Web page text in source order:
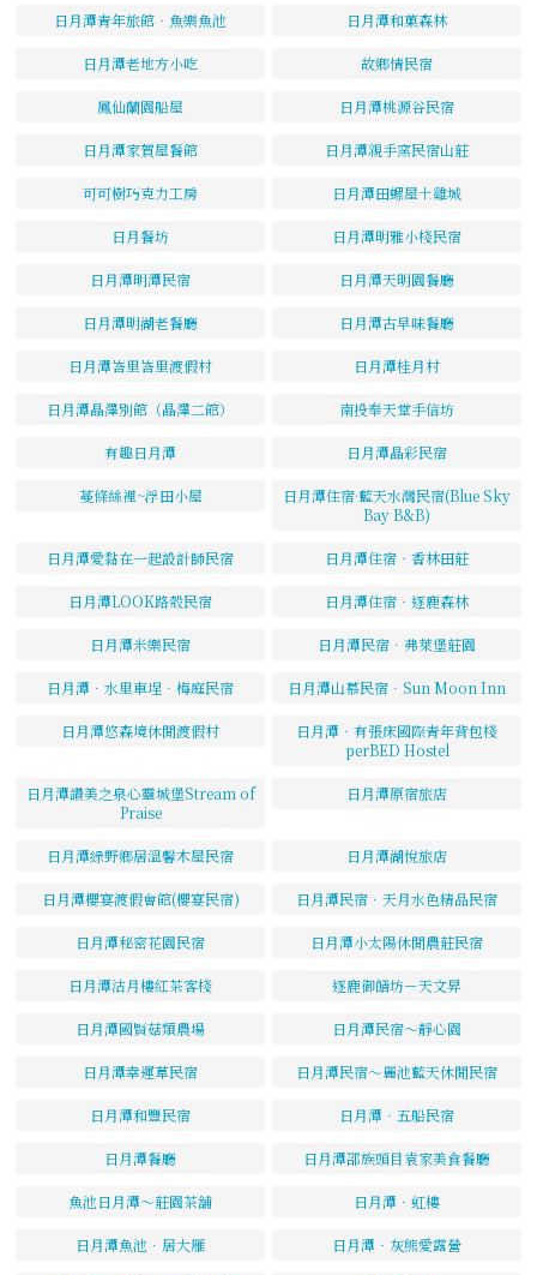
日月潭青年旅館‧魚樂魚池 日月潭和菓森林
日月潭老地方小吃 故鄉情民宿
鳳仙蘭園船屋 日月潭桃源谷民宿
日月潭家賀屋餐館 日月潭親手窯民宿山莊
可可樹巧克力工房 日月潭田螺屋土雞城
日月餐坊 日月潭明雅小棧民宿
日月潭明潭民宿 日月潭天明園餐廳
日月潭明湖老餐廳 日月潭古早味餐廳
日月潭峇里峇里渡假村 日月潭桂月村
日月潭晶澤別館（晶澤二館） 南投奉天堂手信坊
有趣日月潭 日月潭晶彩民宿
蔓條絲裡~浮田小屋
日月潭住宿·藍天水灣民宿(Blue Sky
Bay B&B)
日月潭愛黏在一起設計師民宿 日月潭住宿‧香林田莊
日月潭LOOK路殼民宿 日月潭住宿‧逐鹿森林
日月潭米樂民宿 日月潭民宿．弗萊堡莊園
日月潭．水里車埕．梅庭民宿 日月潭山慕民宿．Sun Moon Inn
日月潭悠森境休閒渡假村
日月潭‧有張床國際青年背包棧
perBED Hostel
日月潭讚美之泉心靈城堡Stream of
Praise
日月潭原宿旅店
日月潭綠野鄉居溫馨木屋民宿 日月潭湖悅旅店
日月潭櫻宴渡假會館(櫻宴民宿) 日月潭民宿．天月水色精品民宿
日月潭秘密花園民宿 日月潭小太陽休閒農莊民宿
日月潭沽月樓紅茶客棧 逐鹿御饍坊－天文昇
日月潭國賢菇類農場 日月潭民宿～靜心園
日月潭幸運草民宿 日月潭民宿～麗池藍天休閒民宿
日月潭和豐民宿 日月潭‧五船民宿
日月潭餐廳 日月潭邵族頭目袁家美食餐廳
魚池日月潭～莊園茶舖 日月潭．虹樓
日月潭魚池．居大雁 日月潭‧灰熊愛露營